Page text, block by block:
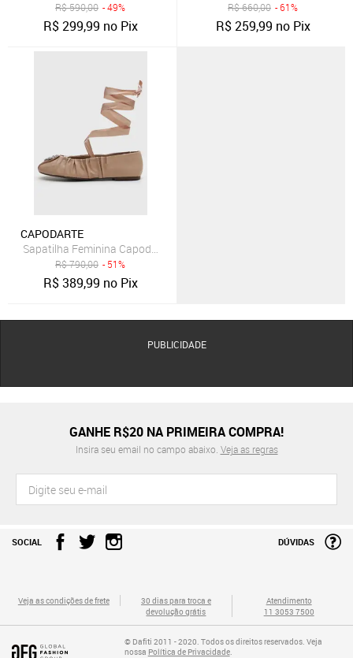
R$590,00 - 49%
R$299,99 no Pix
R$660,00 - 61%
R$259,99 no Pix
CAPODARTE
Sapatilha Feminina Capodarte Franzido Pedraria Amarração Nude
R$790,00 - 51%
R$389,99 no Pix
PUBLICIDADE
GANHE R$20 NA PRIMEIRA COMPRA!
Insira seu email no campo abaixo. Veja as regras
SOCIAL DÚVIDAS
Veja as condições de frete
30 dias para troca e
devolução grátis
Atendimento
11 3053 7500
© Dafiti 2011 - 2020. Todos os direitos reservados. Veja
nossa Política de Privacidade.